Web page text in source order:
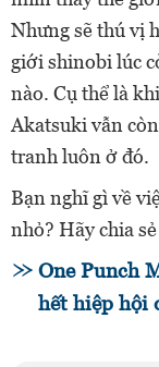
Nhưng sẽ thú vị
giới shinobi lúc
nào. Cụ thể là
Akatsuki vẫn
tranh luôn ở đó.
Bạn nghĩ gì về
nhỏ? Hãy chia
One Punch
hết hiệp hội